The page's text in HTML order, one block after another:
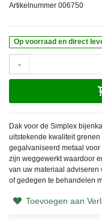
Artikelnummer 006750
Op voorraad en direct
-
Dak voor de Simplex
uitstekende kwaliteit
gegalvaniseerd metaal
zijn weggewerkt waardoor
van uw materiaal adviseren
of gedegen te behandelen
Toevoegen aan